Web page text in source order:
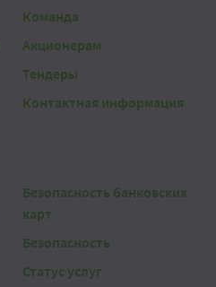
Команда
Акционерам
Тендеры
Контактная информация
Безопасность банковских
карт
Безопасность
Статус услуг